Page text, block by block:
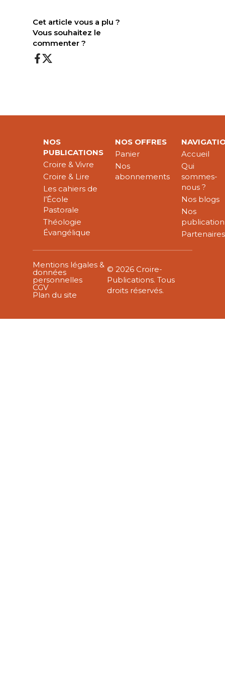
Cet article vous a plu ?
Vous souhaitez le
commenter ?
NOS
PUBLICATIONS
Croire & Vivre
Croire & Lire
Les cahiers de
l’École
Pastorale
Théologie
Évangélique
NOS OFFRES
Panier
Nos
abonnements
Accueil
Qui
sommes-
nous ?
Nos blogs
Nos
Partenaires
Mentions légales &
données
personnelles
CGV
Plan du site
© 2026 Croire-
Publications. Tous
droits réservés.